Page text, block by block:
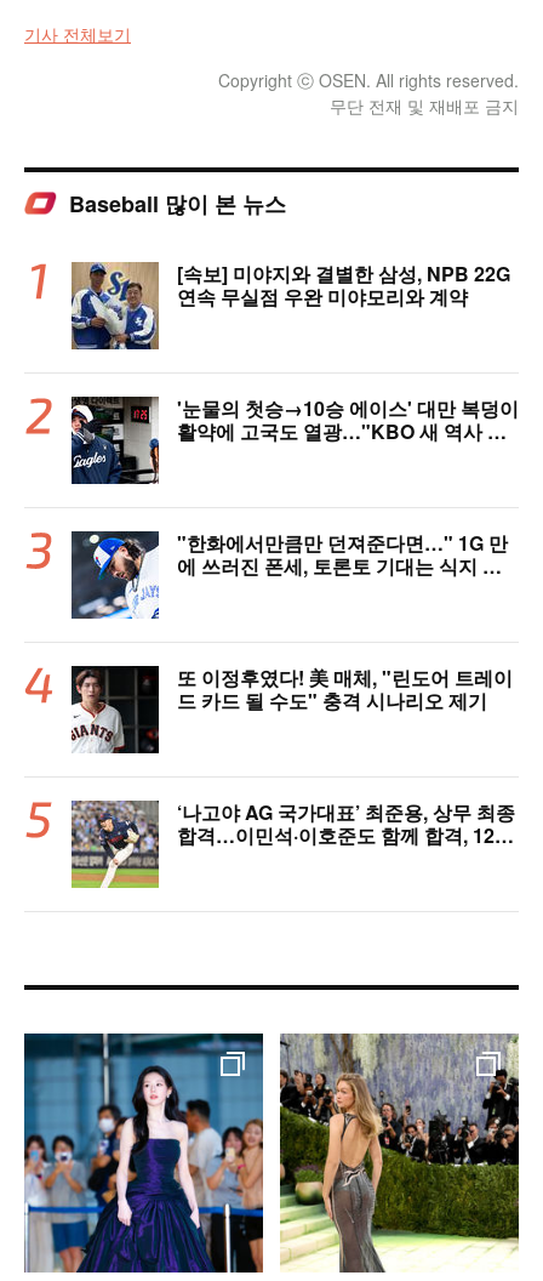
기사 전체보기
Copyright ⓒ OSEN. All rights reserved.
무단 전재 및 재배포 금지
Baseball 많이 본 뉴스
[속보] 미야지와 결별한 삼성, NPB 22G
연속 무실점 우완 미야모리와 계약
'눈물의 첫승→10승 에이스' 대만 복덩이
활약에 고국도 열광…"KBO 새 역사 썼
"한화에서만큼만 던져준다면…" 1G 만
에 쓰러진 폰세, 토론토 기대는 식지 않
또 이정후였다! 美 매체, "린도어 트레이
드 카드 될 수도" 충격 시나리오 제기
‘나고야 AG 국가대표’ 최준용, 상무 최종
합격…이민석·이호준도 함께 합격, 12월